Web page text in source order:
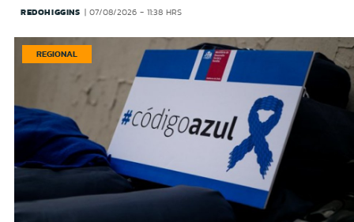
REDOHIGGINS 07/08/2026 - 11:38 HRS
REGIONAL